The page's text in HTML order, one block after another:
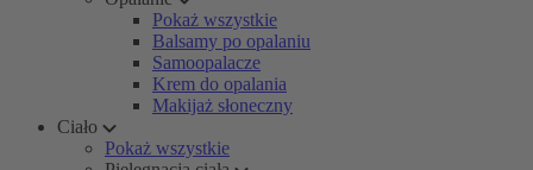
Pokaż wszystkie
Balsamy po opalaniu
Samoopalacze
Krem do opalania
Makijaż słoneczny
Ciało
Pokaż wszystkie